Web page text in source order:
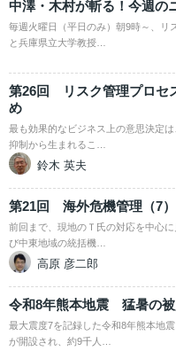
中澤・木村が斬る！今週の
毎週火曜日（平日のみ）朝9時～、
と兵庫県立大学教授…
第26回 リスク管理プロセ
め
最も効果的なビジネス上の意思決定
抑制から生まれるこ…
鈴木 英夫
第21回 海外危機管理（7）
前回まで、現地のＴ氏の対応を中心
び中東地域の統括機…
高原 彦二郎
令和8年熊本地震 猛暑の被
最大震度7を記録した令和8年熊本地
が開設され、約9千人…